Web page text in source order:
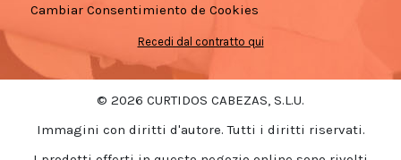
Cambiar Consentimiento de Cookies
Recedi dal contratto qui
© 2026 CURTIDOS CABEZAS, S.L.U.
Immagini con diritti d'autore. Tutti i diritti riservati.